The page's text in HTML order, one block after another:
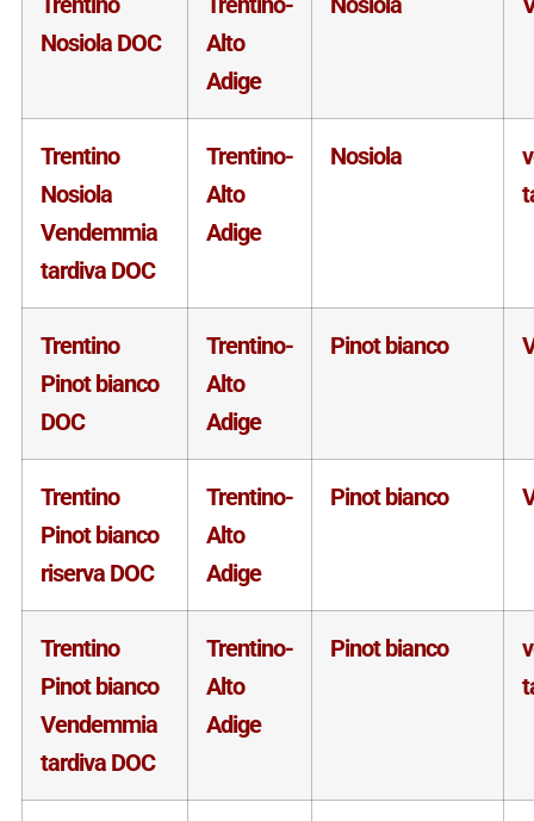
Nosiola DOC
Alto
Adige
Trentino
Nosiola
Vendemmia
tardiva DOC
Trentino-
Alto
Adige
Nosiola
Trentino
Pinot bianco
DOC
Trentino-
Alto
Adige
Pinot bianco
Trentino
Pinot bianco
riserva DOC
Trentino-
Alto
Adige
Pinot bianco
Trentino
Pinot bianco
Vendemmia
tardiva DOC
Trentino-
Alto
Adige
Pinot bianco